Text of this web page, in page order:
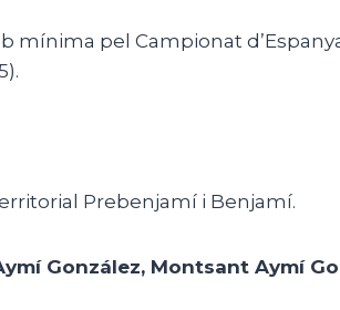
mínima pel Campionat
Prebenjamí i Benjamí.
González, Montsant Aymí